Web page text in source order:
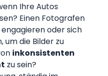
Ihre Autos
Einen Fotografen
engagieren oder sich
um die Bilder zu
inkonsistenten
zu sein?